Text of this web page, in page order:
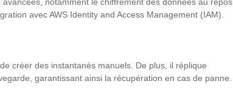
avec AWS Identity and Access Management (IAM).
créer des instantanés manuels. De plus, il réplique
garantissant ainsi la récupération en cas de panne.